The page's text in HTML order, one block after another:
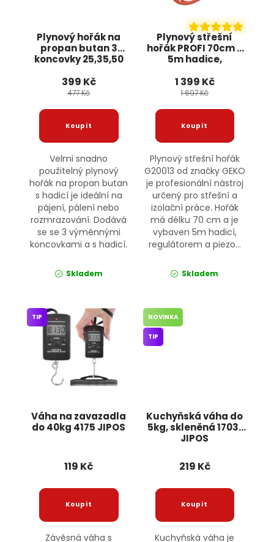
Plynový hořák na
propan butan 3
koncovky 25,35,50
KD10302 KRAFT&DELE
399 Kč
477 Kč
Velmi snadno
použitelný plynový
hořák na propan butan
s hadicí je ideální na
pájení, pálení nebo
rozmrazování. Dodává
se se 3 výměnnými
koncovkami a s hadicí.
Skladem
Plynový střešní
hořák PROFI 70cm +
5m hadice,
zapalování G20013
GEKO
1 399 Kč
1 697 Kč
Plynový střešní hořák
G20013 od značky GEKO
je profesionální nástroj
určený pro střešní a
izolační práce. Hořák
má délku 70 cm a je
vybaven 5m hadicí,
regulátorem a piezo...
Skladem
Váha na zavazadla
do 40kg 4175 JIPOS
TIP
119 Kč
Závěsná váha s
Kuchyňská váha do
5kg, skleněná 17031
JIPOS
NOVINKA
TIP
219 Kč
Kuchyňská váha je